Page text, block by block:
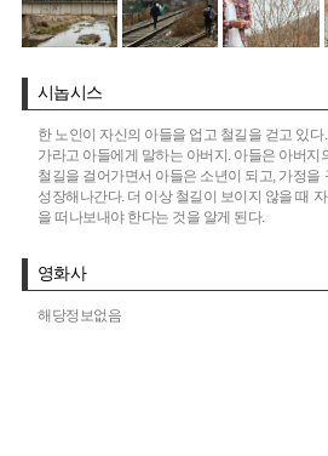
시놉시스
한 노인이 자신의 아들을 업고 철길을 걷고 있
가라고 아들에게 말하는 아버지. 아들은 아버지
철길을 걸어가면서 아들은 소년이 되고, 가정을
성장해나간다. 더 이상 철길이 보이지 않을 때
을 떠나보내야 한다는 것을 알게 된다.
영화사
해당정보없음